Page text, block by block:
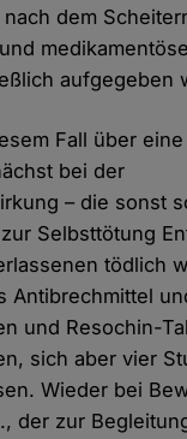
dem
aufgegeben
Fall über
bei der
– die sonst
Selbsttötung
tödlich
Antibrechmittel
und Resochin-
sich aber vier
Wieder bei
der zur